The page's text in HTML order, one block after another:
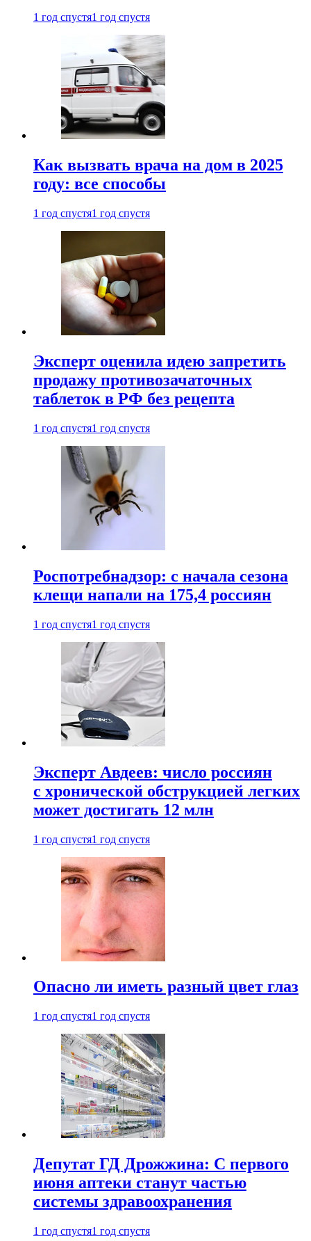
1 год спустя1 год спустя
Как вызвать врача на дом в 2025
году: все способы
1 год спустя1 год спустя
Эксперт оценила идею запретить
продажу противозачаточных
таблеток в РФ без рецепта
1 год спустя1 год спустя
Роспотребнадзор: с начала сезона
клещи напали на 175,4 россиян
1 год спустя1 год спустя
Эксперт Авдеев: число россиян
с хронической обструкцией легких
может достигать 12 млн
1 год спустя1 год спустя
Опасно ли иметь разный цвет глаз
1 год спустя1 год спустя
Депутат ГД Дрожжина: С первого
июня аптеки станут частью
системы здравоохранения
1 год спустя1 год спустя